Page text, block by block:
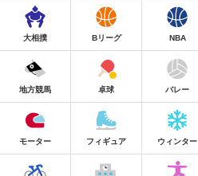
大相撲 Bリーグ NBA
地方競馬 卓球 バレー
モーター フィギュア ウィンター